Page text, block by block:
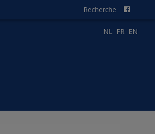
Recherche
NL FR EN